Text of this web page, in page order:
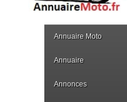
Annuaire Moto
Annuaire
Annonces